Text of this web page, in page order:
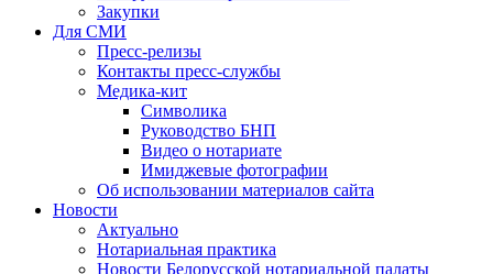
Закупки
Для СМИ
Пресс-релизы
Контакты пресс-службы
Медика-кит
Символика
Руководство БНП
Видео о нотариате
Имиджевые фотографии
Об использовании материалов сайта
Новости
Актуально
Нотариальная практика
Новости Белорусской нотариальной палаты